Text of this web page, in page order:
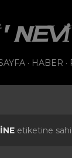
HABER
etiketine